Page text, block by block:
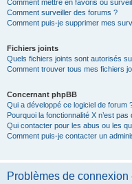
Comment mettre en favoris ou
Comment surveiller des forums ?
Comment puis-je supprimer mes
Fichiers joints
Quels fichiers joints sont autorisés
Comment trouver tous mes fichiers
Concernant phpBB
Qui a développé ce logiciel de forum
Pourquoi la fonctionnalité X n’est pas
Qui contacter pour les abus ou les
Comment puis-je contacter un
Problèmes de connexion